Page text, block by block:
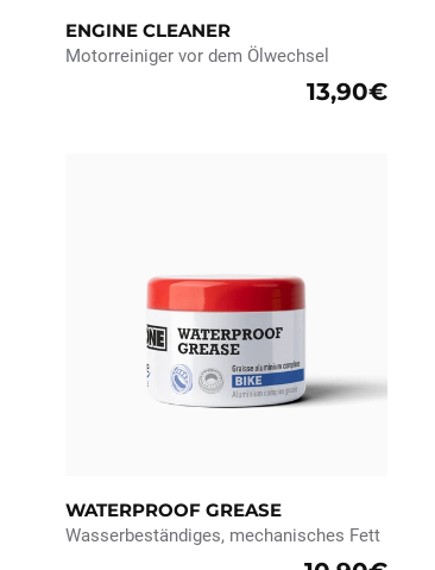
ENGINE CLEANER
Motorreiniger vor dem Ölwechsel
13,90€
WATERPROOF GREASE
Wasserbeständiges, mechanisches Fett